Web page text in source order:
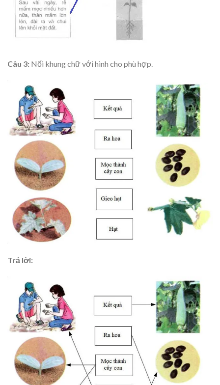
Câu 3: Nối khung chữ với hình cho phù hợp.
Trả lời: